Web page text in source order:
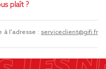
plaît ?
à l'adresse : serviceclient@gifi.fr